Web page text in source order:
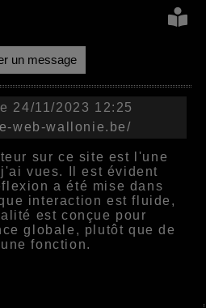
un message
24/11/2023 12:25
web-wallonie.be/
sur ce site est l'une
vues. Il est évident
a été mise dans
interaction est fluide,
est conçue pour
globale, plutôt que de
fonction.